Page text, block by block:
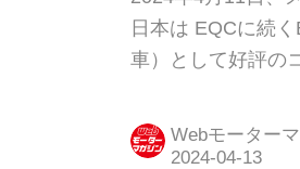
日本は EQCに続
車）として好評の
販売を開始した。
デル名はこれまで
Webモーター